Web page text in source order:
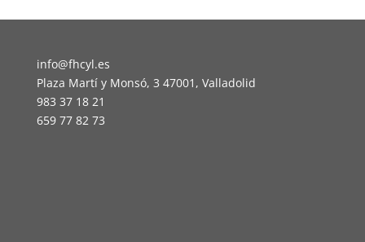
info@fhcyl.es
Plaza Martí y Monsó, 3 47001, Valladolid
983 37 18 21
659 77 82 73